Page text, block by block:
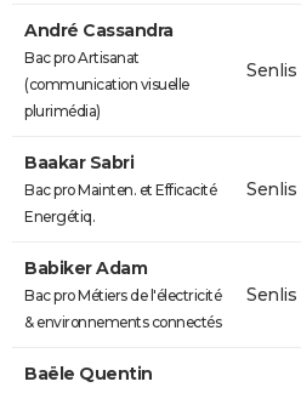
André Cassandra
Bac pro Artisanat
(communication visuelle
plurimédia)
Senlis
Baakar Sabri
Bac pro Mainten. et Efficacité
Energétiq.
Senlis
Babiker Adam
Bac pro Métiers de l'électricité
& environnements connectés
Senlis
Baële Quentin